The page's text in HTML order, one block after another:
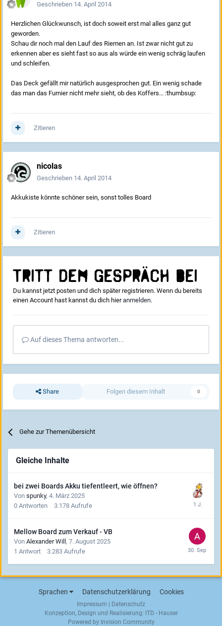
Geschrieben 14. April 2014
Herzlichen Glückwunsch, ist doch soweit erst mal alles ganz gut
geworden.
Schau dir noch mal den Lauf des Riemen an. Ist zwar nicht gut zu
erkennen aber es sieht fast so aus als würde ein wenig schräg laufen
und schleifen.
Das Deck gefällt mir natürlich ausgesprochen gut. Ein wenig schade
das man das Furnier nicht mehr sieht, ob des Koffers... :thumbsup:
Zitieren
nicolas
Geschrieben 14. April 2014
Akkukiste könnte schöner sein, sonst tolles Board
Zitieren
Tritt dem Gespräch bei
Du kannst jetzt posten und dich später registrieren. Wenn du bereits
einen Account hast kannst du dich hieranmelden.
Auf dieses Thema antworten...
Share Folgen diesem Inhalt 0
Gehe zur Themenübersicht
Gleiche Inhalte
bei zwei Boards Akku tiefentleert, wie öffnen?
Von spunky, 4. März 2025
0 Antworten 3.178 Aufrufe
Mellow Board zum Verkauf - VB
Von Alexander Will , 7. August 2025
1 Antwort 3.283 Aufrufe
Sprachen Datenschutzerklärung Cookies
Impressum
Datenschutz
Konzeption, Design und Realisierung: ITD - Hauser
Powered by Invision Community